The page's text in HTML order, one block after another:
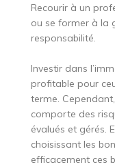
Recourir à un
ou se former à la
responsabilité.
Investir dans
profitable pour
terme.
comporte des
évalués et gérés.
choisissant les
efficacement ces